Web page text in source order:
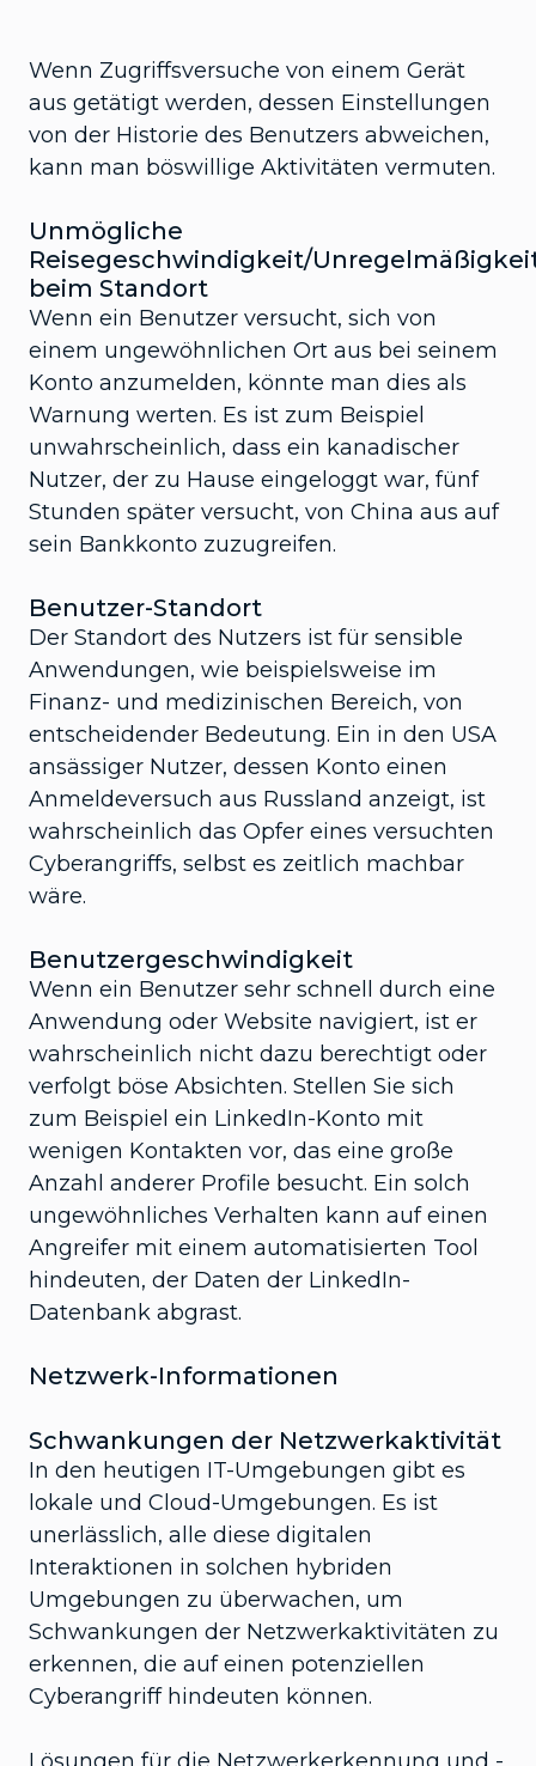
Wenn Zugriffsversuche von einem Gerät
aus getätigt werden, dessen Einstellungen
von der Historie des Benutzers abweichen,
kann man böswillige Aktivitäten vermuten.
Unmögliche
Reisegeschwindigkeit/
beim Standort
Wenn ein Benutzer versucht, sich von
einem ungewöhnlichen Ort aus bei seinem
Konto anzumelden, könnte man dies als
Warnung werten. Es ist zum Beispiel
unwahrscheinlich, dass ein kanadischer
Nutzer, der zu Hause eingeloggt war, fünf
Stunden später versucht, von China aus auf
sein Bankkonto zuzugreifen.
Benutzer-Standort
Der Standort des Nutzers ist für sensible
Anwendungen, wie beispielsweise im
Finanz- und medizinischen Bereich, von
entscheidender Bedeutung. Ein in den USA
ansässiger Nutzer, dessen Konto einen
Anmeldeversuch aus Russland anzeigt, ist
wahrscheinlich das Opfer eines versuchten
Cyberangriffs, selbst es zeitlich machbar
wäre.
Benutzergeschwindigkeit
Wenn ein Benutzer sehr schnell durch eine
Anwendung oder Website navigiert, ist er
wahrscheinlich nicht dazu berechtigt oder
verfolgt böse Absichten. Stellen Sie sich
zum Beispiel ein LinkedIn-Konto mit
wenigen Kontakten vor, das eine große
Anzahl anderer Profile besucht. Ein solch
ungewöhnliches Verhalten kann auf einen
Angreifer mit einem automatisierten Tool
hindeuten, der Daten der LinkedIn-
Datenbank abgrast.
Netzwerk-Informationen
Schwankungen der Netzwerkaktivität
In den heutigen IT-Umgebungen gibt es
lokale und Cloud-Umgebungen. Es ist
unerlässlich, alle diese digitalen
Interaktionen in solchen hybriden
Umgebungen zu überwachen, um
Schwankungen der Netzwerkaktivitäten zu
erkennen, die auf einen potenziellen
Cyberangriff hindeuten können.